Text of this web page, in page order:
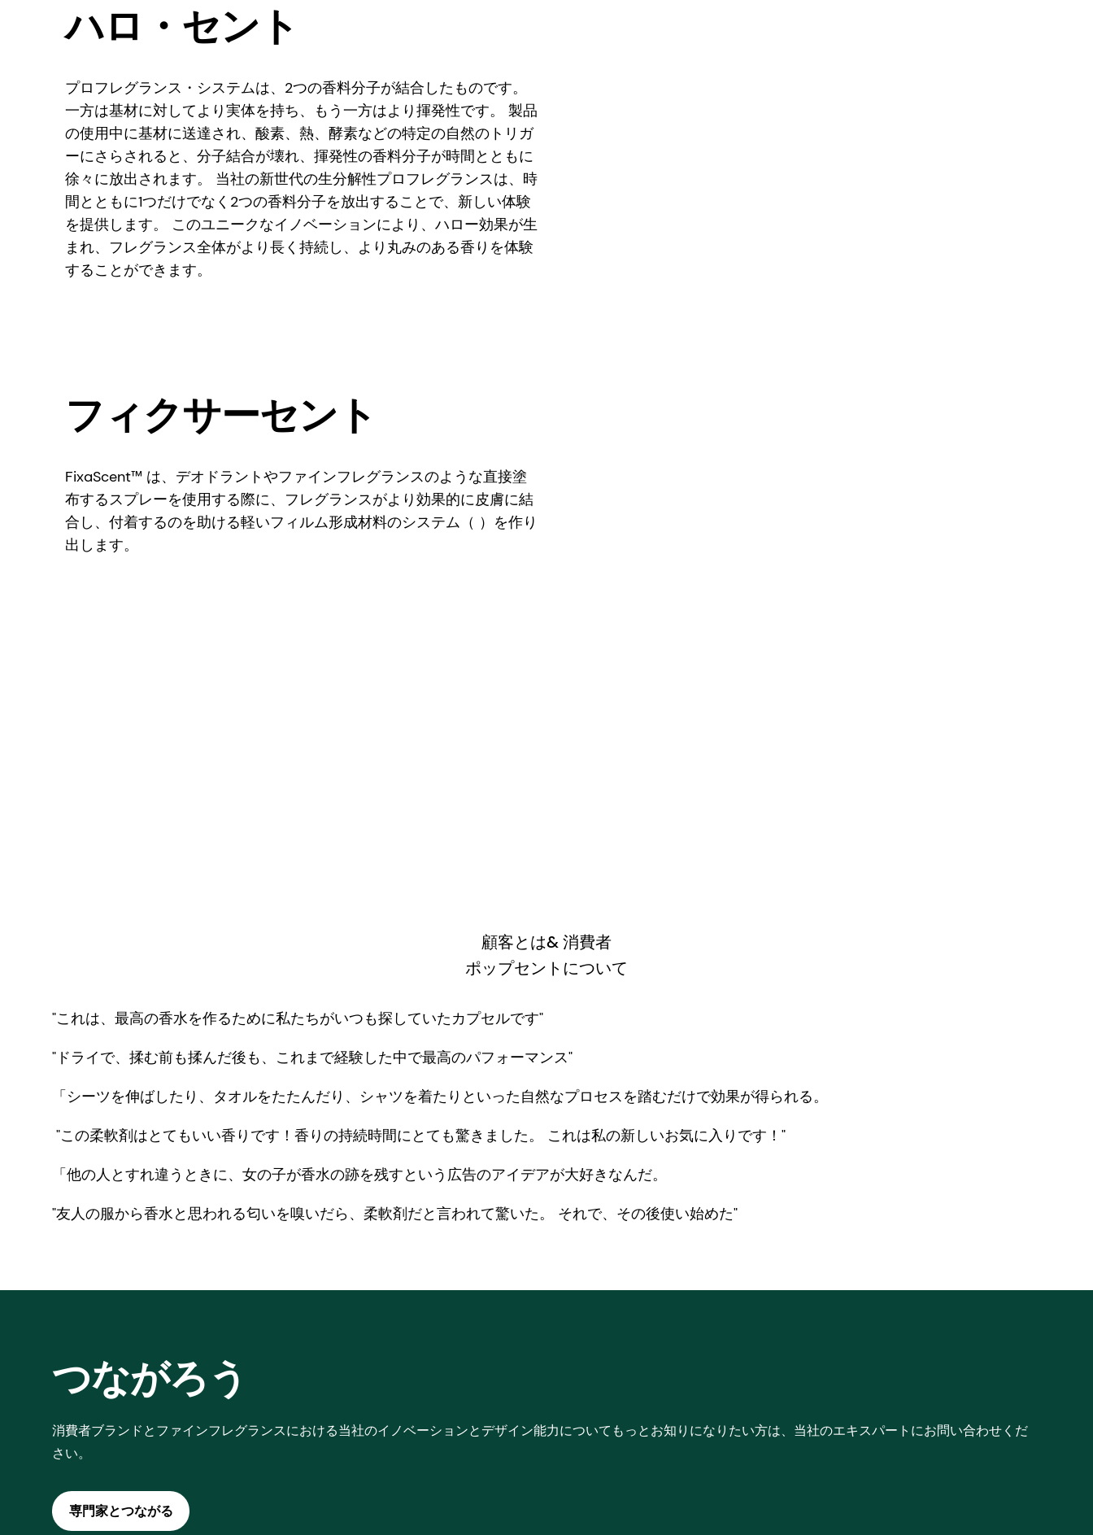
ハロ・セント
プロフレグランス・システムは、2つの香料分子が結合したものです。
一方は基材に対してより実体を持ち、もう一方はより揮発性です。 製品
の使用中に基材に送達され、酸素、熱、酵素などの特定の自然のトリガ
ーにさらされると、分子結合が壊れ、揮発性の香料分子が時間とともに
徐々に放出されます。 当社の新世代の生分解性プロフレグランスは、時
間とともに1つだけでなく2つの香料分子を放出することで、新しい体験
を提供します。 このユニークなイノベーションにより、ハロー効果が生
まれ、フレグランス全体がより長く持続し、より丸みのある香りを体験
することができます。
フィクサーセント
FixaScent™ は、デオドラントやファインフレグランスのような直接塗
布するスプレーを使用する際に、フレグランスがより効果的に皮膚に結
合し、付着するのを助ける軽いフィルム形成材料のシステム（ ）を作り
出します。
"友人の服から香水と思われる匂いを嗅いだら、柔軟剤だと言われて驚いた。 それで、その後使い始めた"
つながろう
消費者ブランドとファインフレグランスにおける当社のイノベーションとデザイン能力についてもっとお知りになりたい方は、当社のエキスパートにお問い合わせくだ
さい。
Perfumery & Beauty